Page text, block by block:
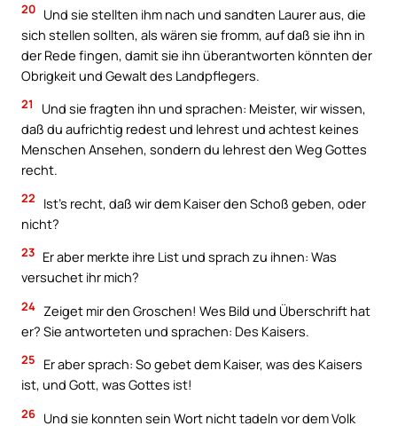
20 Und sie stellten ihm nach und sandten Laurer aus, die
sich stellen sollten, als wären sie fromm, auf daß sie ihn in
der Rede fingen, damit sie ihn überantworten könnten der
Obrigkeit und Gewalt des Landpflegers.
21
Und sie fragten ihn und sprachen: Meister, wir wissen,
daß du aufrichtig redest und lehrest und achtest keines
Menschen Ansehen, sondern du lehrest den Weg Gottes
recht.
22
Ist’s recht, daß wir dem Kaiser den Schoß geben, oder
nicht?
23 Er aber merkte ihre List und sprach zu ihnen: Was
versuchet ihr mich?
24 Zeiget mir den Groschen! Wes Bild und Überschrift hat
er? Sie antworteten und sprachen: Des Kaisers.
25
Er aber sprach: So gebet dem Kaiser, was des Kaisers
ist, und Gott, was Gottes ist!
26 Und sie konnten sein Wort nicht tadeln vor dem Volk